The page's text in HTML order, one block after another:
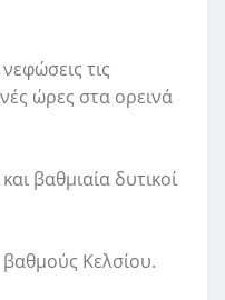
τις
ώρες στα ορεινά
βαθμιαία δυτικοί
Κελσίου.